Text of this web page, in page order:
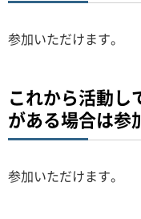
参加いただけます。
これから活動し
がある場合は参
参加いただけます。